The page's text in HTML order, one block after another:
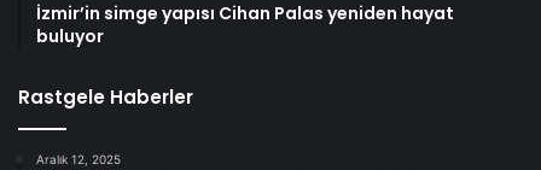
İzmir’in simge yapısı Cihan Palas yeniden hayat
buluyor
Rastgele Haberler
Aralık 12, 2025